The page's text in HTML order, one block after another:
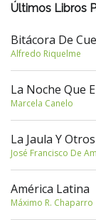
Últimos Libros
Bitácora De
Alfredo Riquelme
La Noche Que
Marcela Canelo
La Jaula Y
José Francisco De
América Latina
Máximo R. Chaparro